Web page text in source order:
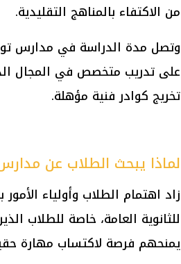
من الاكتفاء بالمناهج التقليدية.
على تدريب متخصص في المجال
تخريج كوادر فنية مؤهلة.
لماذا يبحث الطلاب عن
زاد اهتمام الطلاب وأولياء
للثانوية العامة، خاصة للطلاب
يمنحهم فرصة لاكتساب مهارة